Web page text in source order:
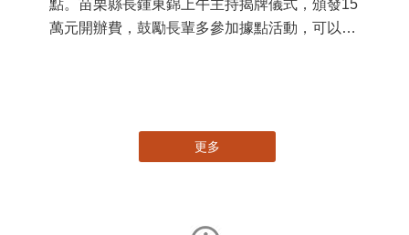
點。苗栗縣長鍾東錦上午主持揭牌儀式，頒發15
萬元開辦費，鼓勵長輩多參加據點活動，可以更
更多